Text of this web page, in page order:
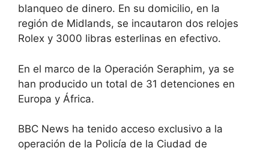
blanqueo de dinero. En su domicilio, en la
región de Midlands, se incautaron dos relojes
Rolex y 3000 libras esterlinas en efectivo.
En el marco de la Operación Seraphim, ya se
han producido un total de 31 detenciones en
Europa y África.
BBC News ha tenido acceso exclusivo a la
operación de la Policía de la Ciudad de